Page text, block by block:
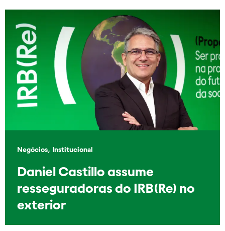
Negócios, Institucional
Daniel Castillo assume
resseguradoras do IRB(Re) no
exterior